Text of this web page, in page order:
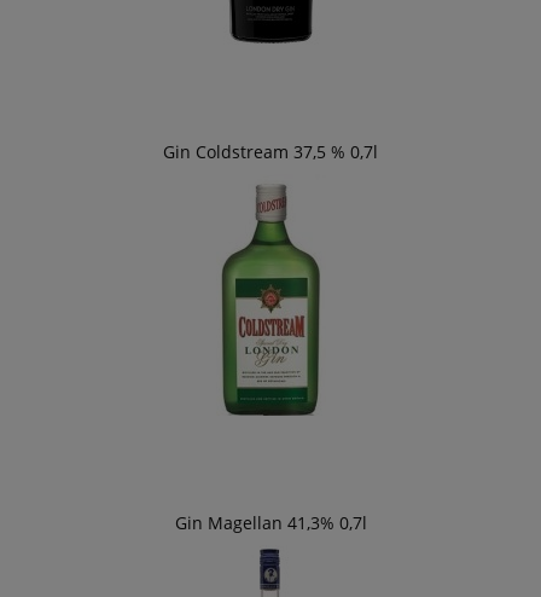
Gin Coldstream 37,5 % 0,7l
Gin Magellan 41,3% 0,7l